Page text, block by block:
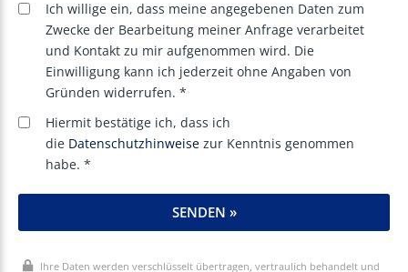
Ich willige ein, dass meine angegebenen Daten zum
Zwecke der Bearbeitung meiner Anfrage verarbeitet
und Kontakt zu mir aufgenommen wird. Die
Einwilligung kann ich jederzeit ohne Angaben von
Gründen widerrufen. *
Hiermit bestätige ich, dass ich
die Datenschutzhinweise zur Kenntnis genommen
habe. *
SENDEN »
Ihre Daten werden verschlüsselt übertragen, vertraulich behandelt und